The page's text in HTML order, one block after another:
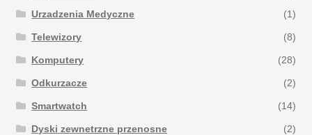
Urzadzenia Medyczne (1)
Telewizory (8)
Komputery (28)
Odkurzacze (2)
Smartwatch (14)
Dyski zewnetrzne przenosne (2)